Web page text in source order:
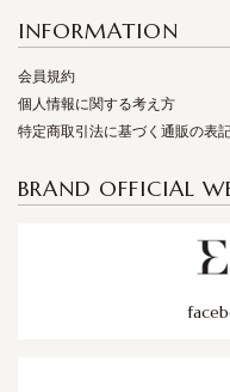
INFORMATION
会員規約
個人情報に関する考え方
特定商取引法に基づく通販の表
BRAND OFFICIAL